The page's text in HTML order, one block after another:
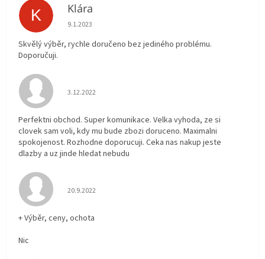
K Klára
Hodnocení obchodu je 5 z 5 hvězdiček.
9.1.2023
Skvělý výběr, rychle doručeno bez jediného problému.
Doporučuji.
Hodnocení obchodu je 5 z 5 hvězdiček.
3.12.2022
Perfektni obchod. Super komunikace. Velka vyhoda, ze si
clovek sam voli, kdy mu bude zbozi doruceno. Maximalni
spokojenost. Rozhodne doporucuji. Ceka nas nakup jeste
dlazby a uz jinde hledat nebudu
Hodnocení obchodu je 5 z 5 hvězdiček.
20.9.2022
+ Výběr, ceny, ochota
Nic